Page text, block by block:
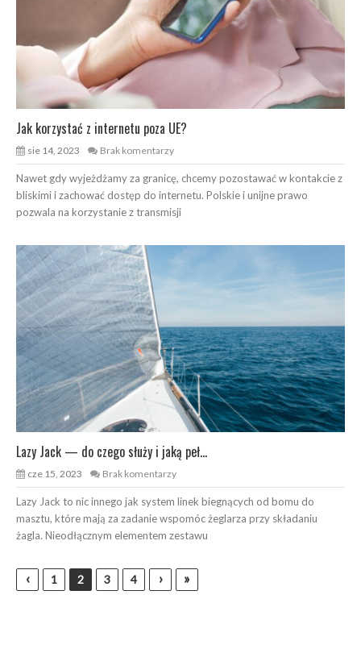
Jak korzystać z internetu poza UE?
sie 14, 2023 Brak komentarzy
Nawet gdy wyjeżdżamy za granicę, chcemy pozostawać w kontakcie z
bliskimi i zachować dostęp do internetu. Polskie i unijne prawo
pozwala na korzystanie z transmisji
Lazy Jack — do czego służy i jaką peł...
cze 15, 2023 Brak komentarzy
Lazy Jack to nic innego jak system linek biegnących od bomu do
masztu, które mają za zadanie wspomóc żeglarza przy składaniu
żagla. Nieodłącznym elementem zestawu
‹ 1 2 3 4 › »